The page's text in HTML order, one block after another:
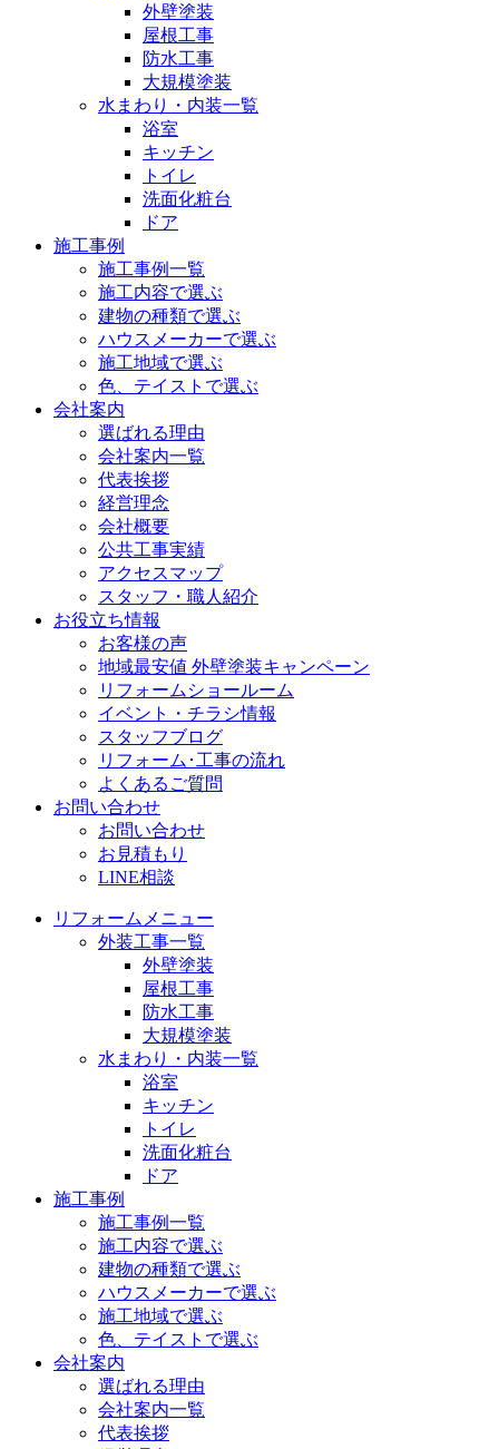
外壁塗装
屋根工事
防水工事
大規模塗装
水まわり・内装一覧
浴室
キッチン
トイレ
洗面化粧台
ドア
施工事例
施工事例一覧
施工内容で選ぶ
建物の種類で選ぶ
ハウスメーカーで選ぶ
施工地域で選ぶ
色、テイストで選ぶ
会社案内
選ばれる理由
会社案内一覧
代表挨拶
経営理念
会社概要
公共工事実績
アクセスマップ
スタッフ・職人紹介
お役立ち情報
お客様の声
地域最安値 外壁塗装キャンペーン
リフォームショールーム
イベント・チラシ情報
スタッフブログ
リフォーム･工事の流れ
よくあるご質問
お問い合わせ
お問い合わせ
お見積もり
LINE相談
リフォームメニュー
外装工事一覧
外壁塗装
屋根工事
防水工事
大規模塗装
水まわり・内装一覧
浴室
キッチン
トイレ
洗面化粧台
ドア
施工事例
施工事例一覧
施工内容で選ぶ
建物の種類で選ぶ
ハウスメーカーで選ぶ
施工地域で選ぶ
色、テイストで選ぶ
会社案内
選ばれる理由
会社案内一覧
代表挨拶